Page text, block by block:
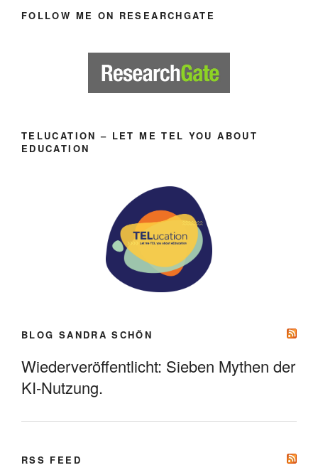
FOLLOW ME ON RESEARCHGATE
TELUCATION – LET ME TEL YOU ABOUT
EDUCATION
BLOG SANDRA SCHÖN
Wiederveröffentlicht: Sieben Mythen der
KI-Nutzung.
RSS FEED